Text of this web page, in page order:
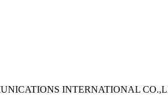
INTERNATIONAL